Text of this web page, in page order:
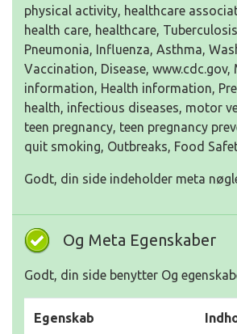
physical activity, healthcare
health care, healthcare,
Pneumonia, Influenza, Asthma,
Vaccination, Disease, www.cdc.gov,
information, Health information,
health, infectious diseases, motor
teen pregnancy, teen pregnancy
quit smoking, Outbreaks, Food
Godt, din side indeholder meta
Og Meta Egenskaber
Godt, din side benytter Og
Egenskab